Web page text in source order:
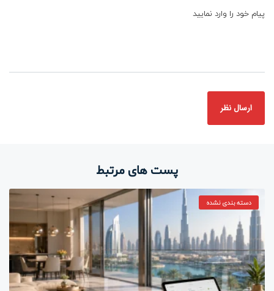
پیام خود را وارد نمایید
پست های مرتبط
دسته بندی نشده